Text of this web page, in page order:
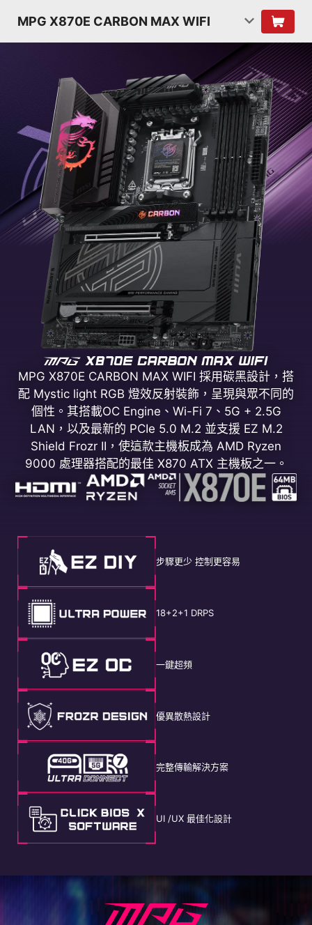
MPG X870E CARBON MAX WIFI
MPG X870E CARBON MAX WIFI 採用碳黑設計，搭
配 Mystic light RGB 燈效反射裝飾，呈現與眾不同的
個性。其搭載OC Engine、Wi-Fi 7、5G + 2.5G
LAN，以及最新的 PCIe 5.0 M.2 並支援 EZ M.2
Shield Frozr II，使這款主機板成為 AMD Ryzen
9000 處理器搭配的最佳 X870 ATX 主機板之一。
步驟更少 控制更容易
18+2+1 DRPS
一鍵超頻
優異散熱設計
完整傳輸解決方案
UI /UX 最佳化設計